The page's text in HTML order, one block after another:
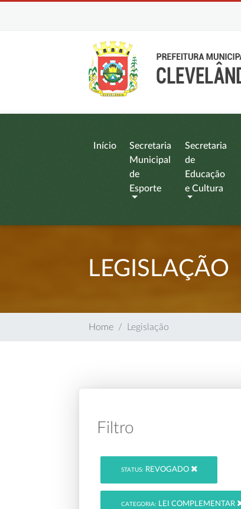
Início
Secretaria
Municipal
de
Esporte
Secretaria
de
Educação
e Cultura
LEGISLAÇÃO
Home Legislação
Filtro
STATUS: REVOGADO
CATEGORIA: LEI COMPLEMENTAR